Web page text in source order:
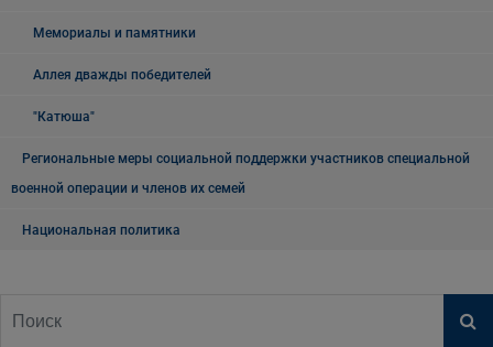
Мемориалы и памятники
Аллея дважды победителей
"Катюша"
Региональные меры социальной поддержки участников специальной
военной операции и членов их семей
Национальная политика